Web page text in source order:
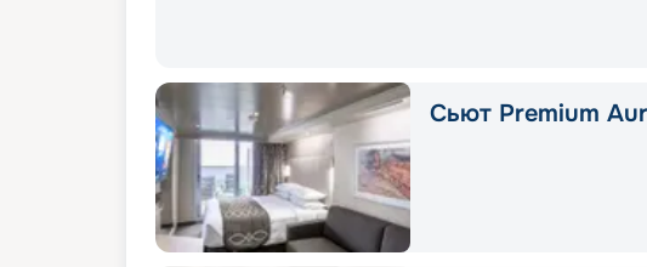
Сьют Premium